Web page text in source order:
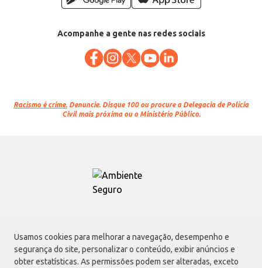
Usamos cookies para melhorar a navegação, desempenho e
segurança do site, personalizar o conteúdo, exibir anúncios e
obter estatísticas. As permissões podem ser alteradas, exceto
Acompanhe a gente nas redes sociais
Racismo é crime. Denuncie. Disque 100 ou procure a Delegacia de Polícia
Civil mais próxima ou o Ministério Público.
Atacadão S.A.
Avenida Morvan Dias de Figueiredo, 6169, Vila Maria, São Paulo - SP | CEP
02170-901 | CNPJ: 75.315.333/0001-09